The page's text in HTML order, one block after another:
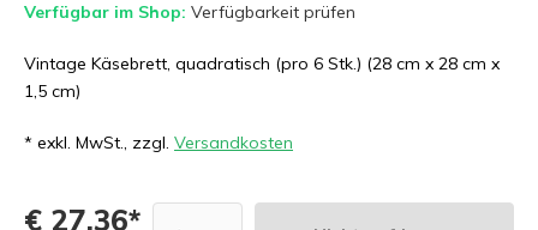
Verfügbar im Shop: Verfügbarkeit prüfen
Vintage Käsebrett, quadratisch (pro 6 Stk.) (28 cm x 28 cm x
1,5 cm)
* exkl. MwSt., zzgl. Versandkosten
€ 27,36*